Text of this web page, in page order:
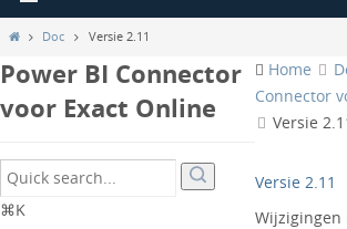
HomeDoc Versie 2.11
Power BI Connector
voor Exact Online
⌘K
Home
Connector
Versie
Versie 2.11
Wijzigingen